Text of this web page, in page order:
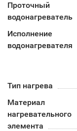
Проточный
водонагреватель
Исполнение
водонагревателя
Тип нагрева
Материал
нагревательного
элемента